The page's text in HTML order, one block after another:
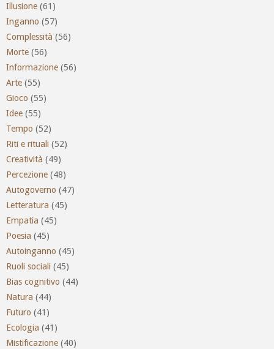
Illusione (61)
Inganno (57)
Complessità (56)
Morte (56)
Informazione (56)
Arte (55)
Gioco (55)
Idee (55)
Tempo (52)
Riti e rituali (52)
Creatività (49)
Percezione (48)
Autogoverno (47)
Letteratura (45)
Empatia (45)
Poesia (45)
Autoinganno (45)
Ruoli sociali (45)
Bias cognitivo (44)
Natura (44)
Futuro (41)
Ecologia (41)
Mistificazione (40)